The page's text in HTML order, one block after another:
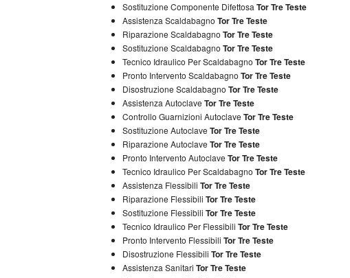
Sostituzione Componente Difettosa Tor Tre Teste
Assistenza Scaldabagno Tor Tre Teste
Riparazione Scaldabagno Tor Tre Teste
Sostituzione Scaldabagno Tor Tre Teste
Tecnico Idraulico Per Scaldabagno Tor Tre Teste
Pronto Intervento Scaldabagno Tor Tre Teste
Disostruzione Scaldabagno Tor Tre Teste
Assistenza Autoclave Tor Tre Teste
Controllo Guarnizioni Autoclave Tor Tre Teste
Sostituzione Autoclave Tor Tre Teste
Riparazione Autoclave Tor Tre Teste
Pronto Intervento Autoclave Tor Tre Teste
Tecnico Idraulico Per Scaldabagno Tor Tre Teste
Assistenza Flessibili Tor Tre Teste
Riparazione Flessibili Tor Tre Teste
Sostituzione Flessibili Tor Tre Teste
Tecnico Idraulico Per Flessibili Tor Tre Teste
Pronto Intervento Flessibili Tor Tre Teste
Disostruzione Flessibili Tor Tre Teste
Assistenza Sanitari Tor Tre Teste